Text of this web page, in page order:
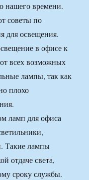
нашего времени.
советы по
для освещения.
в офисе к
всех возможных
лампы, так как
плохо
ламп для офиса
Такие лампы
отдаче света,
сроку службы.